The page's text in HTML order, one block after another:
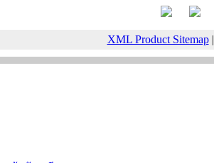
XML Product Sitemap|